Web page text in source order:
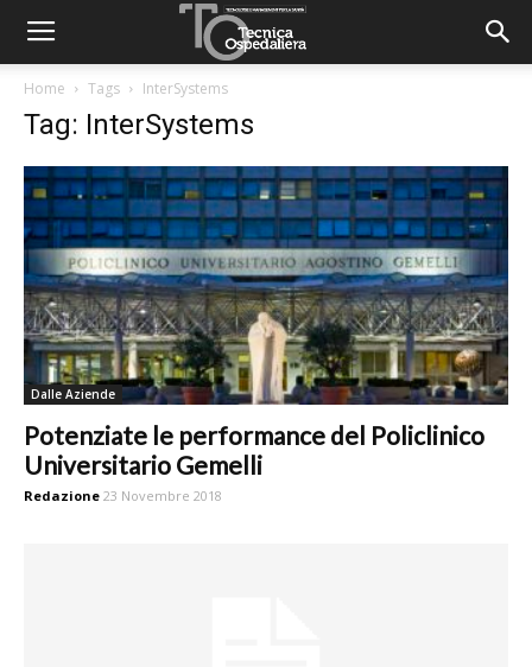
Home Tags InterSystems
Tag: InterSystems
Dalle Aziende
Potenziate le performance del Policlinico
Universitario Gemelli
Redazione 23 Novembre 2018